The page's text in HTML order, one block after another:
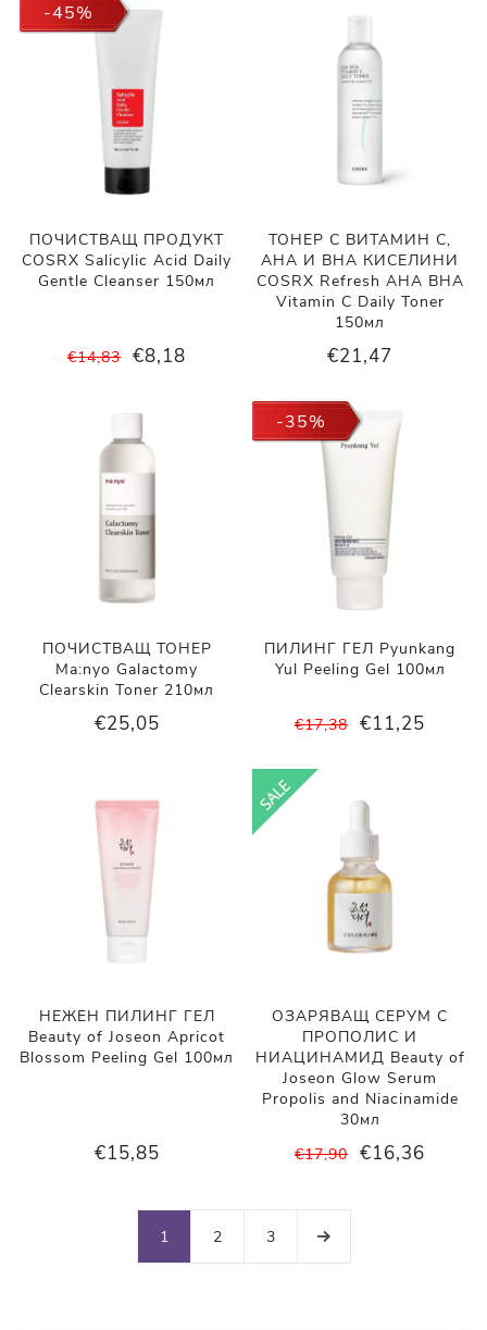
-45%
ПОЧИСТВАЩ ПРОДУКТ
COSRX Salicylic Acid Daily
Gentle Cleanser 150мл
€14,83 €8,18
ТОНЕР С ВИТАМИН С,
AHA И BHA КИСЕЛИНИ
COSRX Refresh AHA BHA
Vitamin C Daily Toner
150мл
€21,47
ПОЧИСТВАЩ ТОНЕР
Ma:nyo Galactomy
Clearskin Toner 210мл
€25,05
-35%
ПИЛИНГ ГЕЛ Pyunkang
Yul Peeling Gel 100мл
€17,38 €11,25
НЕЖЕН ПИЛИНГ ГЕЛ
Beauty of Joseon Apricot
Blossom Peeling Gel 100мл
€15,85
ОЗАРЯВАЩ СЕРУМ С
ПРОПОЛИС И
НИАЦИНАМИД Beauty of
Joseon Glow Serum
Propolis and Niacinamide
30мл
€17,90 €16,36
1 2 3